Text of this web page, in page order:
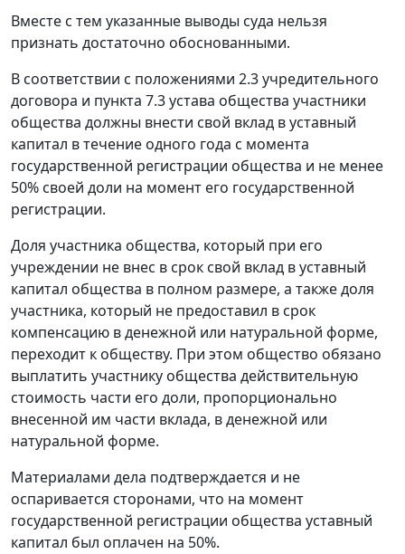
Вместе с тем указанные выводы суда нельзя
признать достаточно обоснованными.
В соответствии с положениями 2.3 учредительного
договора и пункта 7.3 устава общества участники
общества должны внести свой вклад в уставный
капитал в течение одного года с момента
государственной регистрации общества и не менее
50% своей доли на момент его государственной
регистрации.
Доля участника общества, который при его
учреждении не внес в срок свой вклад в уставный
капитал общества в полном размере, а также доля
участника, который не предоставил в срок
компенсацию в денежной или натуральной форме,
переходит к обществу. При этом общество обязано
выплатить участнику общества действительную
стоимость части его доли, пропорционально
внесенной им части вклада, в денежной или
натуральной форме.
Материалами дела подтверждается и не
оспаривается сторонами, что на момент
государственной регистрации общества уставный
капитал был оплачен на 50%.